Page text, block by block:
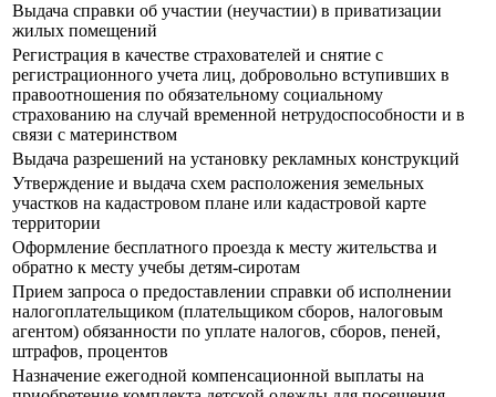
Выдача справки об участии (неучастии) в приватизации
жилых помещений
Регистрация в качестве страхователей и снятие с
регистрационного учета лиц, добровольно вступивших в
правоотношения по обязательному социальному
страхованию на случай временной нетрудоспособности и в
связи с материнством
Выдача разрешений на установку рекламных конструкций
Утверждение и выдача схем расположения земельных
участков на кадастровом плане или кадастровой карте
территории
Оформление бесплатного проезда к месту жительства и
обратно к месту учебы детям-сиротам
Прием запроса о предоставлении справки об исполнении
налогоплательщиком (плательщиком сборов, налоговым
агентом) обязанности по уплате налогов, сборов, пеней,
штрафов, процентов
Назначение ежегодной компенсационной выплаты на